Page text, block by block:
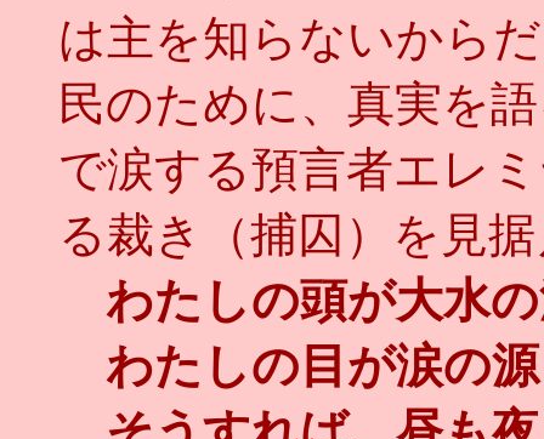
は主を知らないから
民のために、真実を
で涙する預言者エレ
る裁き（捕囚）を見
わたしの頭が大水
わたしの目が涙の